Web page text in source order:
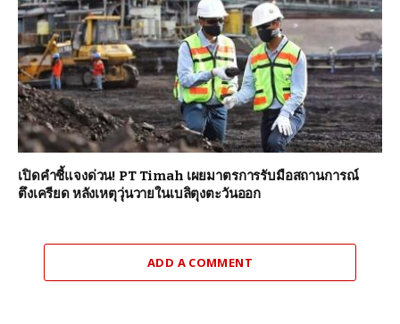
เปิดคำชี้แจงด่วน! PT Timah เผยมาตรการรับมือสถานการณ์
ตึงเครียด หลังเหตุวุ่นวายในเบลิตุงตะวันออก
ADD A COMMENT